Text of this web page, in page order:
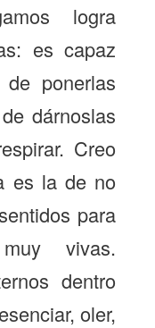
logra
es capaz
ponerlas
dárnoslas
Creo
es la de no
para
vivas.
dentro
oler,